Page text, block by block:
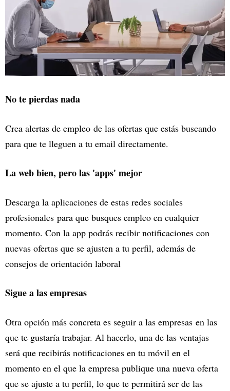
No te pierdas nada
Crea alertas de empleo de las ofertas que estás buscando
para que te lleguen a tu email directamente.
La web bien, pero las 'apps' mejor
Descarga la aplicaciones de estas redes sociales
profesionales para que busques empleo en cualquier
momento. Con la app podrás recibir notificaciones con
nuevas ofertas que se ajusten a tu perfil, además de
consejos de orientación laboral
Sigue a las empresas
Otra opción más concreta es seguir a las empresas en las
que te gustaría trabajar. Al hacerlo, una de las ventajas
será que recibirás notificaciones en tu móvil en el
momento en el que la empresa publique una nueva oferta
que se ajuste a tu perfil, lo que te permitirá ser de las